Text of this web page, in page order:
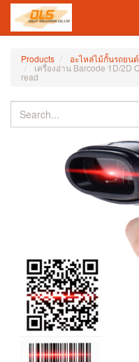
Products อะไหล่ไม้กั้นรถยน
เครื่องอ่าน Barcode 1D/2D
read